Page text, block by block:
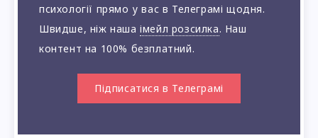
психології прямо у вас в Телеграмі щодня.
Швидше, ніж нашаімейл розсилка. Наш
контент на 100% безплатний.
Підписатися в Телеграмі